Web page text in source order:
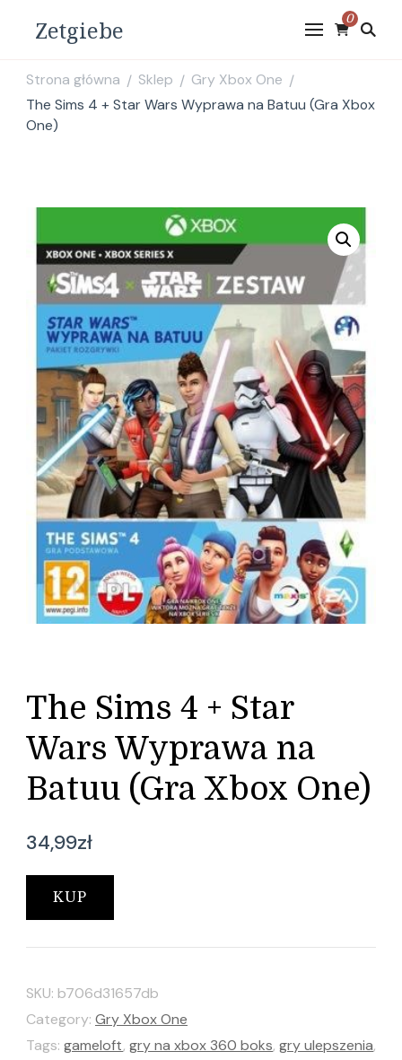
Zetgiebe 0
Strona główna / Sklep / Gry Xbox One /
The Sims 4 + Star Wars Wyprawa na Batuu (Gra Xbox
One)
The Sims 4 + Star
Wars Wyprawa na
Batuu (Gra Xbox One)
34,99zł
KUP
SKU: b706d31657db
Category: Gry Xbox One
Tags: gameloft, gry na xbox 360 boks, gry ulepszenia,